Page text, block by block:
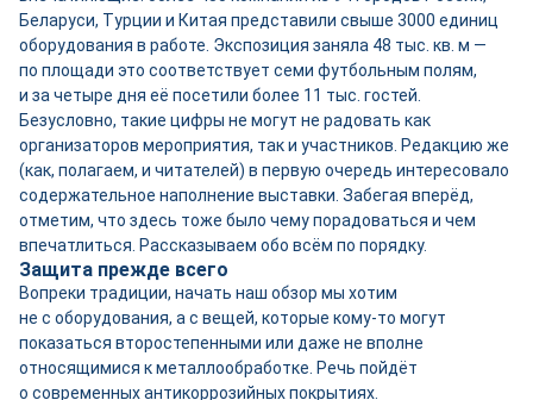
Беларуси, Турции и Китая представили свыше 3000 единиц
оборудования в работе. Экспозиция заняла 48 тыс. кв. м —
по площади это соответствует семи футбольным полям,
и за четыре дня её посетили более 11 тыс. гостей.
Безусловно, такие цифры не могут не радовать как
организаторов мероприятия, так и участников. Редакцию же
(как, полагаем, и читателей) в первую очередь интересовало
содержательное наполнение выставки. Забегая вперёд,
отметим, что здесь тоже было чему порадоваться и чем
впечатлиться. Рассказываем обо всём по порядку.
Защита прежде всего
Вопреки традиции, начать наш обзор мы хотим
не с оборудования, а с вещей, которые кому‑то могут
показаться второстепенными или даже не вполне
относящимися к металлообработке. Речь пойдёт
о современных антикоррозийных покрытиях.